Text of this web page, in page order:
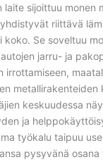
sijoittuu monen
riittävä
koko. Se soveltuu
jarru- ja
irrottamiseen,
metallirakenteiden
keskuudessa
ja
työkalu taipuu
pysyvänä